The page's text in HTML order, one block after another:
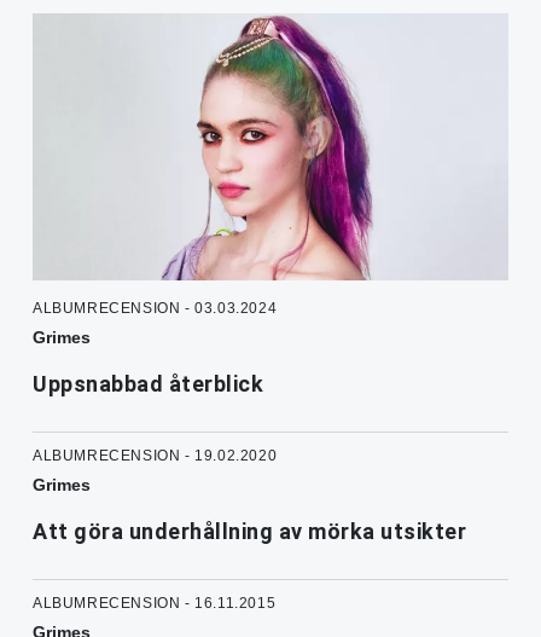
ALBUMRECENSION - 03.03.2024
Grimes
Uppsnabbad återblick
ALBUMRECENSION - 19.02.2020
Grimes
Att göra underhållning av mörka utsikter
ALBUMRECENSION - 16.11.2015
Grimes